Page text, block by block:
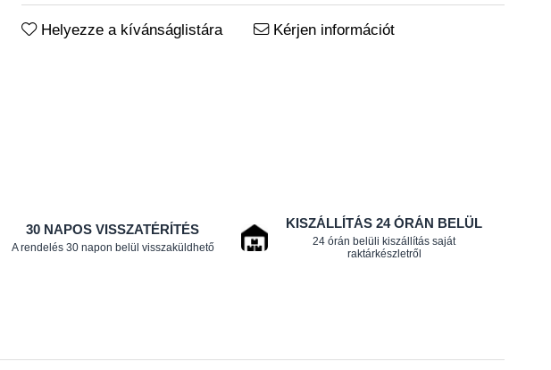
Helyezze a kívánságlistára Kérjen információt
30 NAPOS VISSZATÉRÍTÉS
A rendelés 30 napon belül visszaküldhető
KISZÁLLÍTÁS 24 ÓRÁN BELÜL
24 órán belüli kiszállítás saját
raktárkészletről